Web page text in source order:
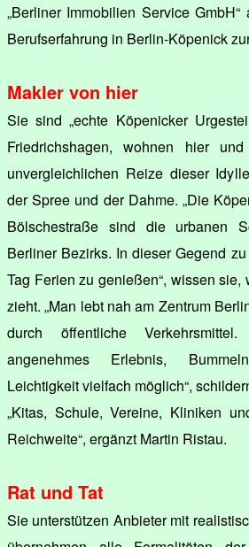
„Berliner Immobilien Service
Berufserfahrung in Berlin-Köpenick
Makler von hier
Sie sind „echte Köpenicker
Friedrichshagen, wohnen hier
unvergleichlichen Reize dieser
der Spree und der Dahme. „Die
Bölschestraße sind die urbanen
Berliner Bezirks. In dieser Gegend
Tag Ferien zu genießen“, wissen
zieht. „Man lebt nah am Zentrum
durch öffentliche
angenehmes Erlebnis,
Leichtigkeit vielfach möglich“,
„Kitas, Schule, Vereine, Kliniken
Reichweite“, ergänzt Martin Ristau.
Rat und Tat
Sie unterstützen Anbieter mit